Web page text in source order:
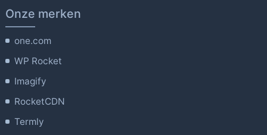
Onze merken
one.com
WP Rocket
Imagify
RocketCDN
Termly